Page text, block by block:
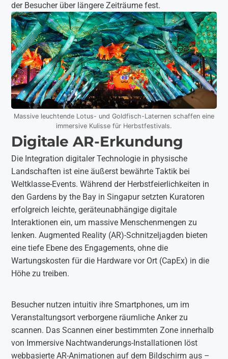
der Besucher über längere Zeiträume fest.
Massive leuchtende Lotus- und Goldfisch-Laternen schaffen eine
immersive Kulisse für Herbstfestivals.
Digitale AR-Erkundung
Die Integration digitaler Technologie in physische
Landschaften ist eine äußerst bewährte Taktik bei
Weltklasse-Events. Während der Herbstfeierlichkeiten in
den Gardens by the Bay in Singapur setzten Kuratoren
erfolgreich leichte, geräteunabhängige digitale
Interaktionen ein, um massive Menschenmengen zu
lenken. Augmented Reality (AR)-Schnitzeljagden bieten
eine tiefe Ebene des Engagements, ohne die
Wartungskosten für die Hardware vor Ort (CapEx) in die
Höhe zu treiben.
Besucher nutzen intuitiv ihre Smartphones, um im
Veranstaltungsort verborgene räumliche Anker zu
scannen. Das Scannen einer bestimmten Zone innerhalb
von Immersive Nachtwanderungs-Installationen löst
webbasierte AR-Animationen auf dem Bildschirm aus –